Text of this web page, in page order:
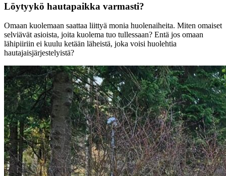
Löytyykö hautapaikka varmasti?
Omaan kuolemaan saattaa liittyä monia huolenaiheita. Miten omaiset
selviävät asioista, joita kuolema tuo tullessaan? Entä jos omaan
lähipiiriin ei kuulu ketään läheistä, joka voisi huolehtia
hautajaisjärjestelyistä?